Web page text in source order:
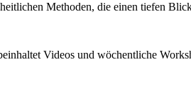
Methoden, die einen tiefen
Videos und wöchentliche